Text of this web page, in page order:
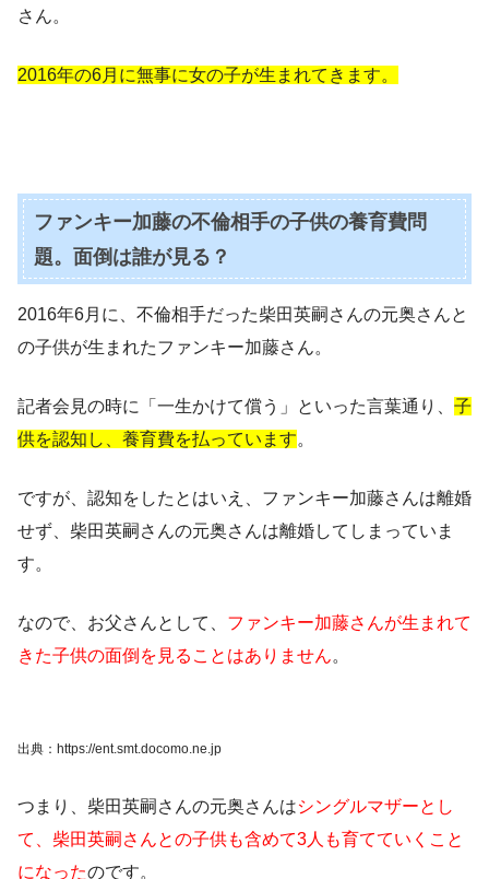
さん。
2016年の6月に無事に女の子が生まれてきます。
ファンキー加藤の不倫相手の子供の養育費問
題。面倒は誰が見る？
2016年6月に、不倫相手だった柴田英嗣さんの元奥さんと
の子供が生まれたファンキー加藤さん。
記者会見の時に「一生かけて償う」といった言葉通り、 子
供を認知し、養育費を払っています。
ですが、認知をしたとはいえ、 ファンキー加藤さんは離婚
せず、柴田英嗣さんの元奥さんは離婚してしまっていま
す。
なので、お父さんとして、 ファンキー加藤さんが生まれて
きた子供の面倒を見ることはありません。
出典：https://ent.smt.docomo.ne.jp
つまり、柴田英嗣さんの元奥さんはシングルマザーとし
て、柴田英嗣さんとの子供も含めて3人も育てていくこと
になったのです。